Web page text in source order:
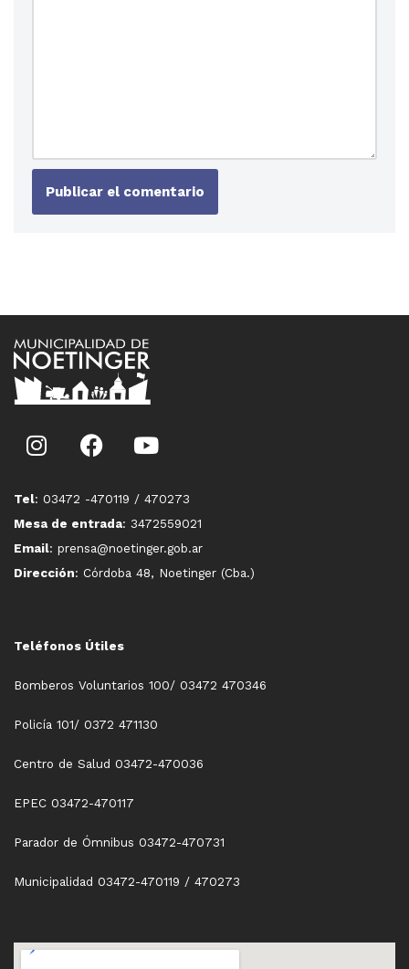
Tel: 03472 -470119 / 470273
Mesa de entrada: 3472559021
Email: prensa@noetinger.gob.ar
Dirección: Córdoba 48, Noetinger (Cba.)
Teléfonos Útiles
Bomberos Voluntarios 100/ 03472 470346
Policía 101/ 0372 471130
Centro de Salud 03472-470036
EPEC 03472-470117
Parador de Ómnibus 03472-470731
Municipalidad 03472-470119 / 470273